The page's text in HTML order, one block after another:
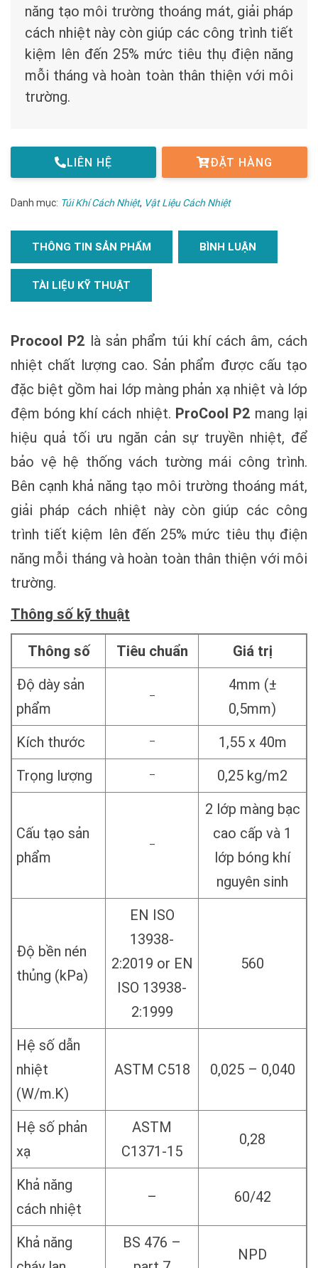
năng tạo môi trường thoáng mát, giải pháp
cách nhiệt này còn giúp các công trình tiết
kiệm lên đến 25% mức tiêu thụ điện năng
mỗi tháng và hoàn toàn thân thiện với môi
trường.
LIÊN HỆ ĐẶT HÀNG
Danh mục: Túi Khí Cách Nhiệt, Vật Liệu Cách Nhiệt
THÔNG TIN SẢN PHẨM BÌNH LUẬN
TÀI LIỆU KỸ THUẬT
Procool P2 là sản phẩm túi khí cách âm, cách
nhiệt chất lượng cao. Sản phẩm được cấu tạo
đặc biệt gồm hai lớp màng phản xạ nhiệt và lớp
đệm bóng khí cách nhiệt. ProCool P2 mang lại
hiệu quả tối ưu ngăn cản sự truyền nhiệt, để
bảo vệ hệ thống vách tường mái công trình.
Bên cạnh khả năng tạo môi trường thoáng mát,
giải pháp cách nhiệt này còn giúp các công
trình tiết kiệm lên đến 25% mức tiêu thụ điện
năng mỗi tháng và hoàn toàn thân thiện với môi
trường.
Thông số kỹ thuật
Thông số Tiêu chuẩn
Giá trị
Độ dày sản
phẩm
–
4mm (±
0,5mm)
Kích thước
–
1,55 x 40m
Trọng lượng
– 0,25 kg/m2
Cấu tạo sản
phẩm
–
2 lớp màng bạc
cao cấp và 1
lớp bóng khí
nguyên sinh
Độ bền nén
thủng (kPa)
EN ISO
13938-
2:2019 or EN
ISO 13938-
2:1999
560
Hệ số dẫn
nhiệt
(W/m.K)
ASTM C518 0,025 – 0,040
Hệ số phản
xạ
ASTM
C1371-15
0,28
Khả năng
cách nhiệt
– 60/42
Khả năng
BS 476 –
NPD